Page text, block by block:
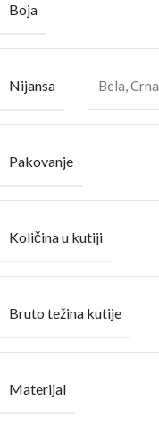
Boja
Nijansa Bela,Crna
Pakovanje
Količina u kutiji
Bruto težina kutije
Materijal